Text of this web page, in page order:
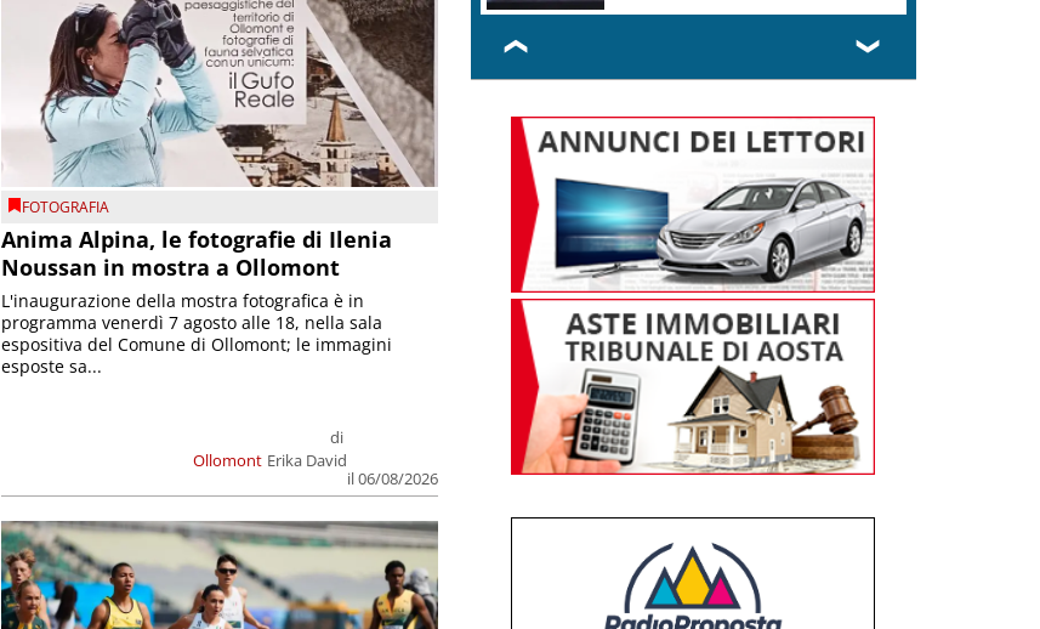
FOTOGRAFIA
Anima Alpina, le fotografie di Ilenia
Noussan in mostra a Ollomont
Ollomont
di
Erika David
il 06/08/2026
L'inaugurazione della mostra fotografica è in
programma venerdì 7 agosto alle 18, nella sala
espositiva del Comune di Ollomont; le immagini
esposte sa...
il 06/08/2026